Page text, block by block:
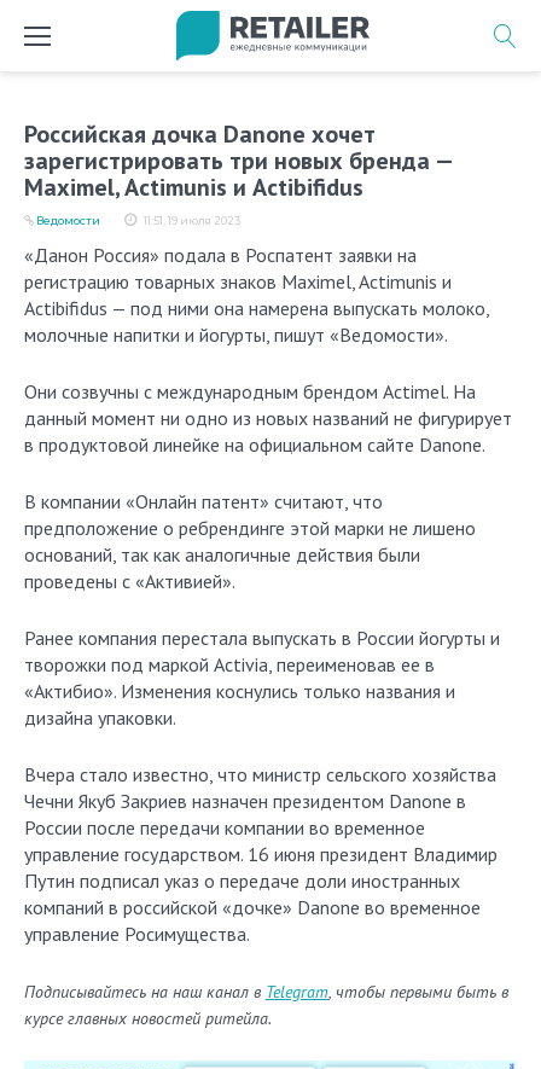
Российская дочка Danone хочет
зарегистрировать три новых бренда —
Maximel, Actimunis и Actibifidus
11:51, 19 июля 2023
Ведомости
«Данон Россия» подала в Роспатент заявки на
регистрацию товарных знаков Maximel, Actimunis и
Actibifidus — под ними она намерена выпускать молоко,
молочные напитки и йогурты, пишут «Ведомости».
Они созвучны с международным брендом Actimel. На
данный момент ни одно из новых названий не фигурирует
в продуктовой линейке на официальном сайте Danone.
В компании «Онлайн патент» считают, что
предположение о ребрендинге этой марки не лишено
оснований, так как аналогичные действия были
проведены с «Активией».
Ранее компания перестала выпускать в России йогурты и
творожки под маркой Activia, переименовав ее в
«Актибио». Изменения коснулись только названия и
дизайна упаковки.
Вчера стало известно, что министр сельского хозяйства
Чечни Якуб Закриев назначен президентом Danone в
России после передачи компании во временное
управление государством. 16 июня президент Владимир
Путин подписал указ о передаче доли иностранных
компаний в российской «дочке» Danone во временное
управление Росимущества.
Подписывайтесь на наш канал в Telegram, чтобы первыми быть в
курсе главных новостей ритейла.